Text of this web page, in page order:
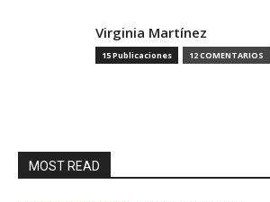
Virginia Martínez
15 Publicaciones 12 COMENTARIOS
MOST READ